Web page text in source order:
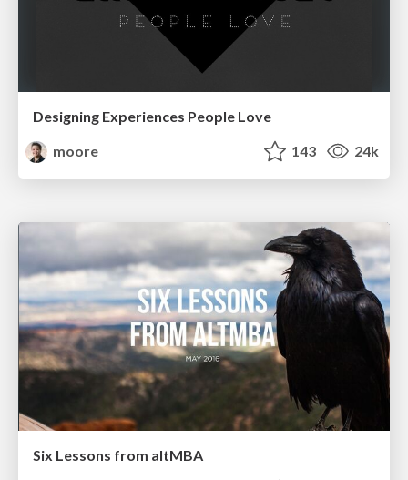
Designing Experiences People Love
moore
143 24k
Six Lessons from altMBA